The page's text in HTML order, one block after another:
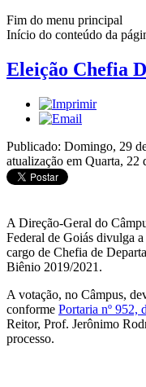
Fim do menu principal
Início do conteúdo da
Eleição Chefia
Publicado: Domingo, 29
atualização em Quarta,
A Direção-Geral do
Federal de Goiás divulga
cargo de Chefia de
Biênio 2019/2021.
A votação, no Câmpus,
conforme Portaria nº 952,
Reitor, Prof. Jerônimo
processo.